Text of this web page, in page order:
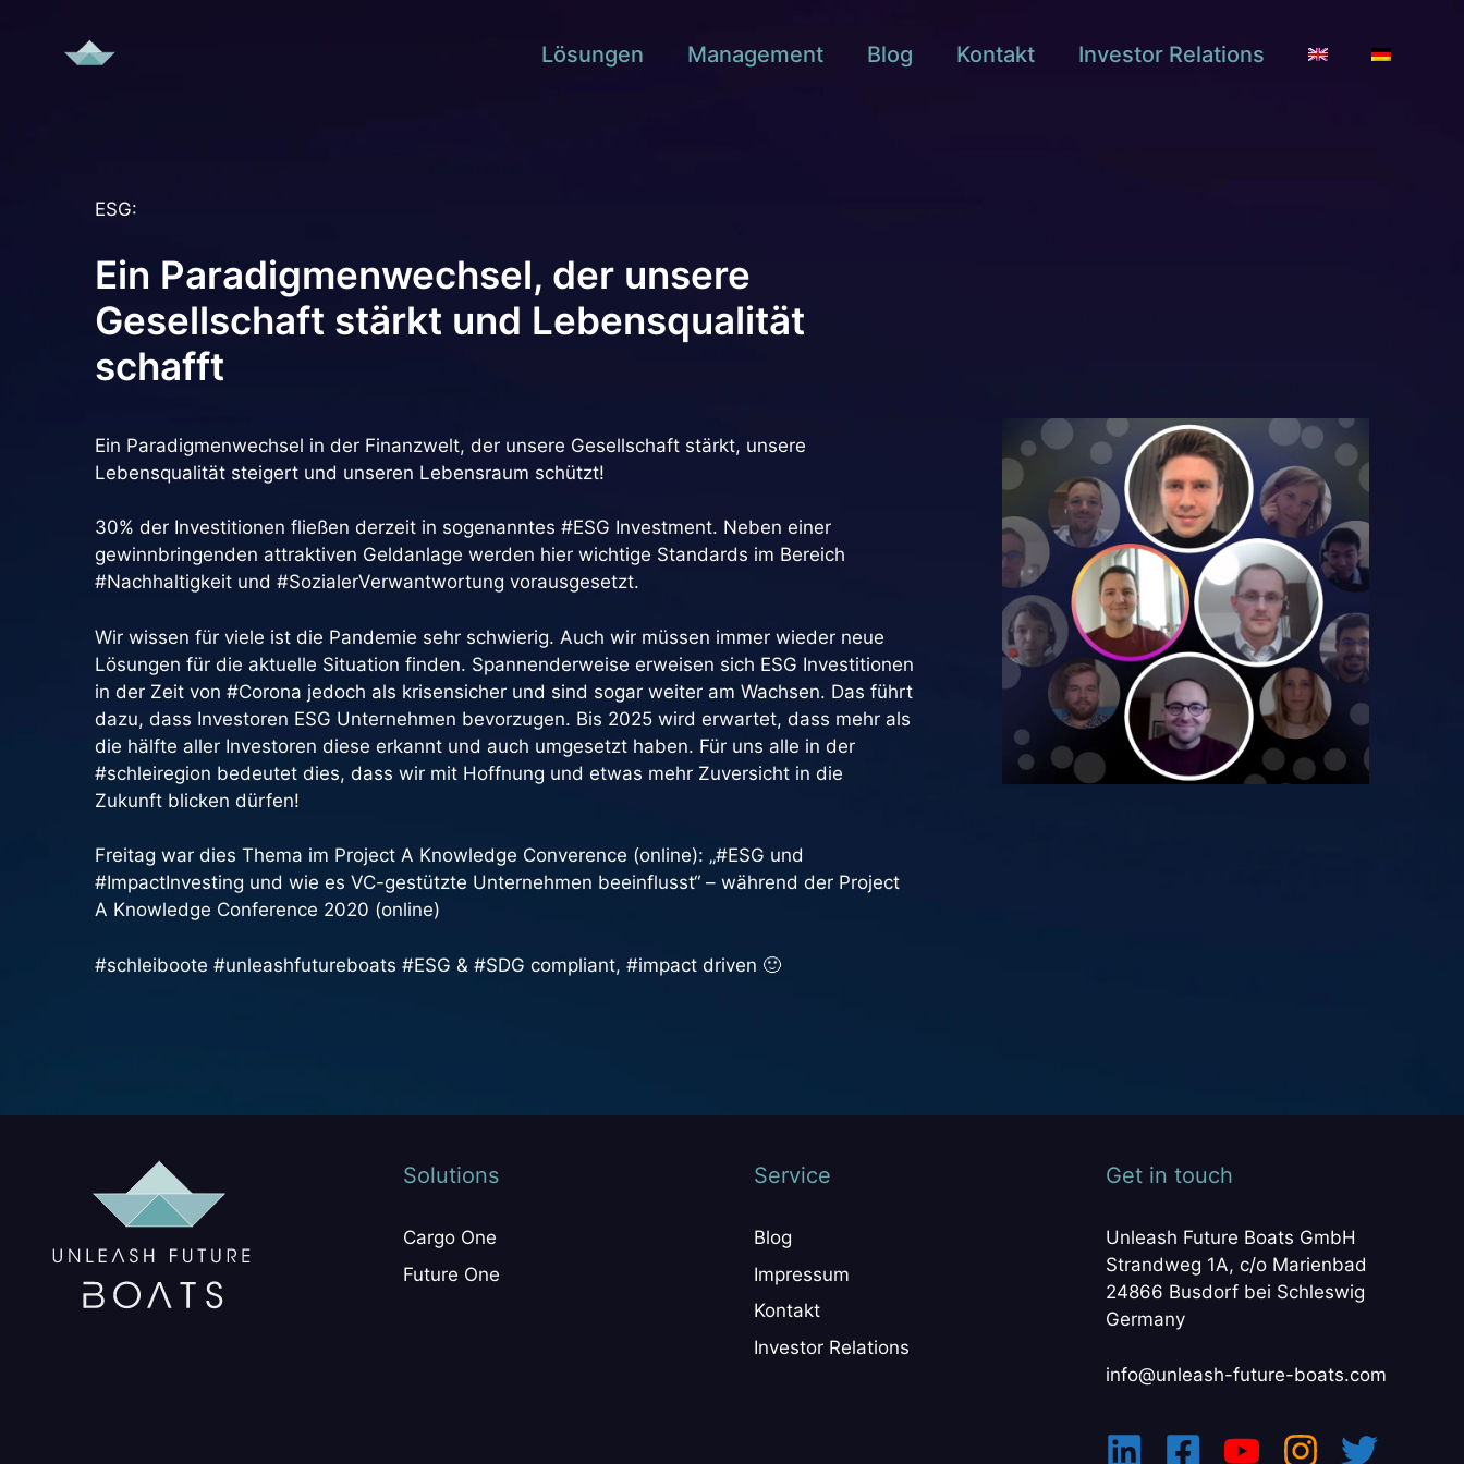
springen
Lösungen Management Blog Kontakt Investor Relations
ESG:
Ein Paradigmenwechsel, der unsere
Gesellschaft stärkt und Lebensqualität
schafft
Ein Paradigmenwechsel in der Finanzwelt, der unsere Gesellschaft stärkt, unsere
Lebensqualität steigert und unseren Lebensraum schützt!
30% der Investitionen fließen derzeit in sogenanntes #ESG Investment. Neben einer
gewinnbringenden attraktiven Geldanlage werden hier wichtige Standards im Bereich
#Nachhaltigkeit und #SozialerVerwantwortung vorausgesetzt.
Wir wissen für viele ist die Pandemie sehr schwierig. Auch wir müssen immer wieder neue
Lösungen für die aktuelle Situation finden. Spannenderweise erweisen sich ESG Investitionen
in der Zeit von #Corona jedoch als krisensicher und sind sogar weiter am Wachsen. Das führt
dazu, dass Investoren ESG Unternehmen bevorzugen. Bis 2025 wird erwartet, dass mehr als
die hälfte aller Investoren diese erkannt und auch umgesetzt haben. Für uns alle in der
#schleiregion bedeutet dies, dass wir mit Hoffnung und etwas mehr Zuversicht in die
Zukunft blicken dürfen!
Freitag war dies Thema im Project A Knowledge Converence (online): „#ESG und
#ImpactInvesting und wie es VC-gestützte Unternehmen beeinflusst“ – während der Project
A Knowledge Conference 2020 (online)
#schleiboote #unleashfutureboats #ESG & #SDG compliant, #impact driven 🙂
Solutions
Cargo One
Future One
Service
Blog
Impressum
Kontakt
Investor Relations
Get in touch
Unleash Future Boats GmbH
Strandweg 1A, c/o Marienbad
24866 Busdorf bei Schleswig
Germany
info@unleash-future-boats.com